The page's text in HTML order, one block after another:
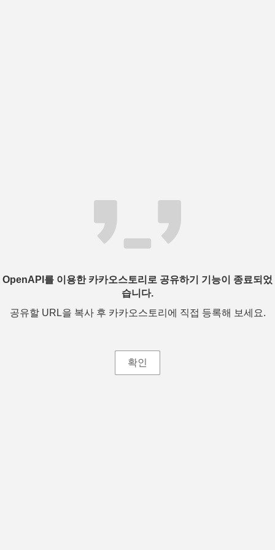
OpenAPI를 이용한 카카오스토리로 공유하기 기능이 종료되었
습니다.
공유할 URL을 복사 후 카카오스토리에 직접 등록해 보세요.
확인